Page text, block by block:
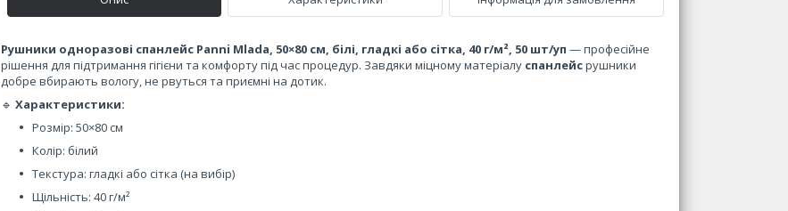
Рушники одноразові спанлейс Panni Mlada, 50×80 см, білі, гладкі або сітка, 40 г/м², 50 шт/уп — професійне
рішення для підтримання гігієни та комфорту під час процедур. Завдяки міцному матеріалу спанлейсрушники
добре вбирають вологу, не рвуться та приємні на дотик.
🔹 Характеристики:
Розмір: 50×80 см
Колір: білий
Текстура: гладкі або сітка (на вибір)
Щільність: 40 г/м²